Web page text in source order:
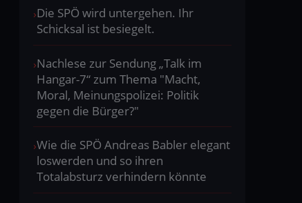
Die SPÖ wird untergehen. Ihr
Schicksal ist besiegelt.
Nachlese zur Sendung „Talk im
Hangar-7“ zum Thema "Macht,
Moral, Meinungspolizei: Politik
gegen die Bürger?"
Wie die SPÖ Andreas Babler elegant
loswerden und so ihren
Totalabsturz verhindern könnte